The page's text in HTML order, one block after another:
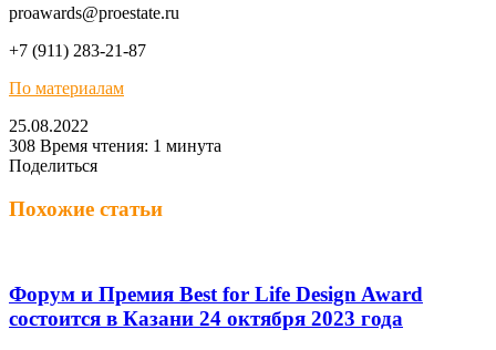
proawards@proestate.ru
+7 (911) 283-21-87
По материалам
25.08.2022
308 Время чтения: 1 минута
Поделиться
через
Похожие статьи
Форум и Премия Best for Life Design Award
состоится в Казани 24 октября 2023 года